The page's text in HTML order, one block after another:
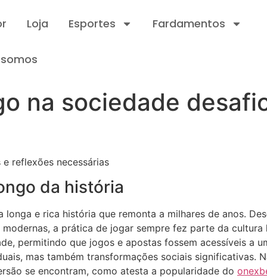
Loja Esportes Fardamentos
na sociedade
reflexões necessárias
da história
longa e rica história que remonta a milhares de anos.
a prática de jogar sempre fez parte da
permitindo que jogos e apostas fossem acessíveis a
mas também transformações sociais significativas.
se encontram, como atesta a popularidade do